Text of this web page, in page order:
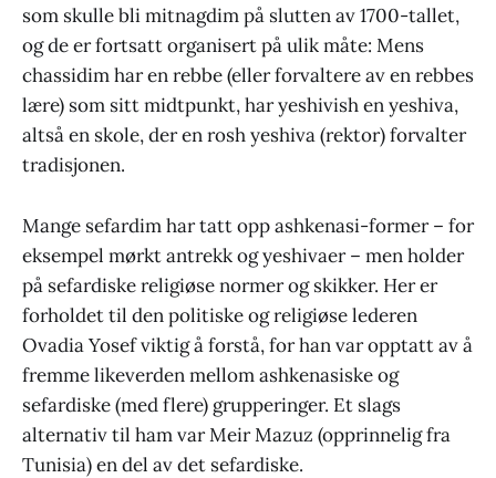
som skulle bli mitnagdim på slutten av 1700-tallet,
og de er fortsatt organisert på ulik måte: Mens
chassidim har en rebbe (eller forvaltere av en rebbes
lære) som sitt midtpunkt, har yeshivish en yeshiva,
altså en skole, der en rosh yeshiva (rektor) forvalter
tradisjonen.
Mange sefardim har tatt opp ashkenasi-former – for
eksempel mørkt antrekk og yeshivaer – men holder
på sefardiske religiøse normer og skikker. Her er
forholdet til den politiske og religiøse lederen
Ovadia Yosef viktig å forstå, for han var opptatt av å
fremme likeverden mellom ashkenasiske og
sefardiske (med flere) grupperinger. Et slags
alternativ til ham var Meir Mazuz (opprinnelig fra
Tunisia) en del av det sefardiske.